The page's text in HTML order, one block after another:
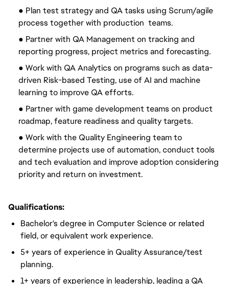
● Plan test strategy and QA tasks using Scrum/agile
process together with production teams.
● Partner with QA Management on tracking and
reporting progress, project metrics and forecasting.
● Work with QA Analytics on programs such as data-
driven Risk-based Testing, use of AI and machine
learning to improve QA efforts.
● Partner with game development teams on product
roadmap, feature readiness and quality targets.
● Work with the Quality Engineering team to
determine projects use of automation, conduct tools
and tech evaluation and improve adoption considering
priority and return on investment.
Qualifications:
Bachelor's degree in Computer Science or related
field, or equivalent work experience.
5+ years of experience in Quality Assurance/test
planning.
1+ years of experience in leadership, leading a QA